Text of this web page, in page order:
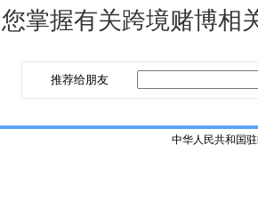
掌握有关跨境赌博相
推荐给朋友
中华人民共和国